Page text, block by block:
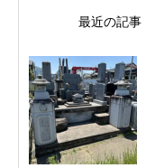
最近の記事